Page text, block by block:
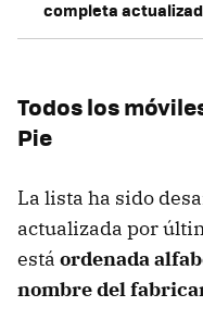
completa
Todos los
Pie
La lista ha sido
actualizada por
está ordenada
nombre del